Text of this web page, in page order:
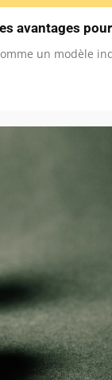
avantages
un modèle